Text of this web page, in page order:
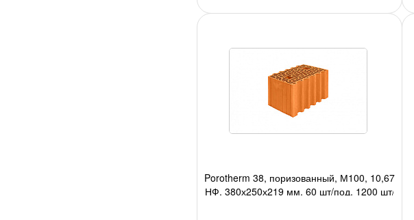
Porotherm 38, поризованный, М100, 10,67
НФ, 380х250х219 мм, 60 шт/под, 1200 шт/